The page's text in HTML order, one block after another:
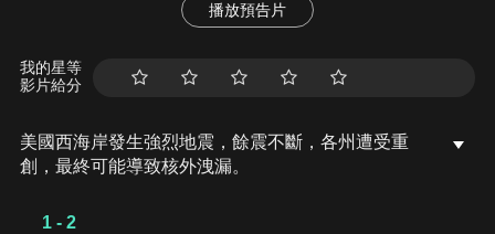
播放預告片
我的星等
影片給分
美國西海岸發生強烈地震，餘震不斷，各州遭受重
創，最終可能導致核外洩漏。
1 - 2